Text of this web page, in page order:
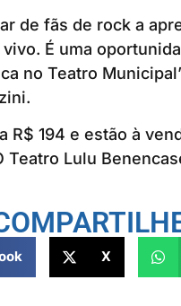
de fãs de rock a
É uma
no Teatro
R$ 194 e estão à
Teatro Lulu
X